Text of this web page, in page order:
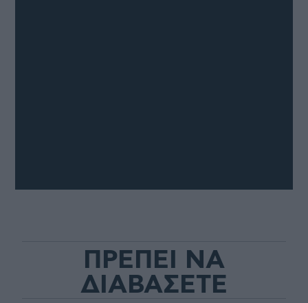
ΠΡΕΠΕΙ ΝΑ
ΔΙΑΒΑΣΕΤΕ